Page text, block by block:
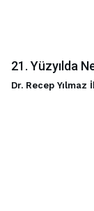
21. Yüzyılda
Dr. Recep Yılmaz